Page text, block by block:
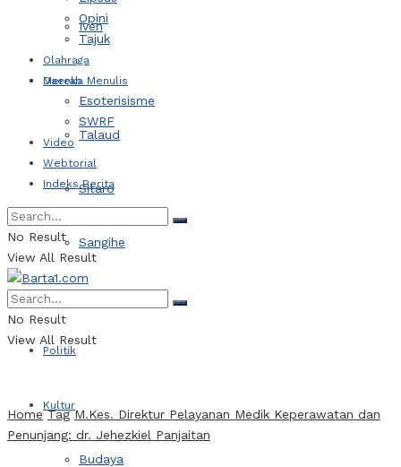
Iven
Daerah
Talaud
Sitaro
Sangihe
Politik
Kultur
Budaya
Opini
Tajuk
Olahraga
Mereka Menulis
Esoterisisme
SWRF
Video
Webtorial
Indeks Berita
No Result
View All Result
No Result
View All Result
Home Tag M.Kes. Direktur Pelayanan Medik Keperawatan dan
Penunjang: dr. Jehezkiel Panjaitan